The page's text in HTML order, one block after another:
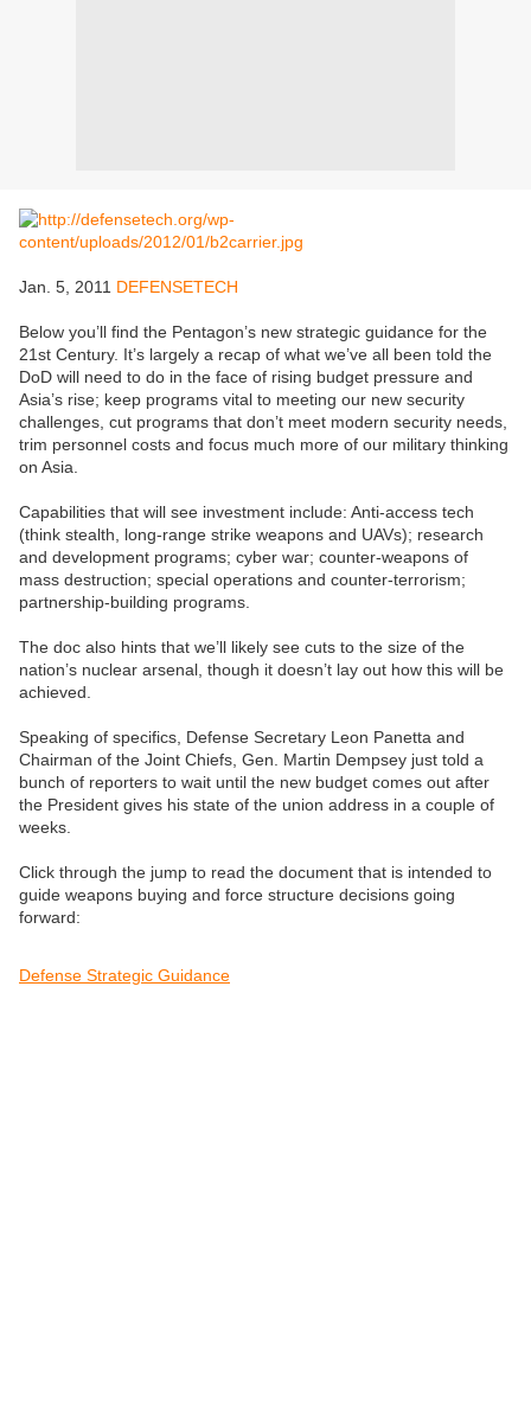
Jan. 5, 2011 DEFENSETECH
Below you’ll find the Pentagon’s new strategic guidance for the
21st Century. It’s largely a recap of what we’ve all been told the
DoD will need to do in the face of rising budget pressure and
Asia’s rise; keep programs vital to meeting our new security
challenges, cut programs that don’t meet modern security needs,
trim personnel costs and focus much more of our military thinking
on Asia.
Capabilities that will see investment include: Anti-access tech
(think stealth, long-range strike weapons and UAVs); research
and development programs; cyber war; counter-weapons of
mass destruction; special operations and counter-terrorism;
partnership-building programs.
The doc also hints that we’ll likely see cuts to the size of the
nation’s nuclear arsenal, though it doesn’t lay out how this will be
achieved.
Speaking of specifics, Defense Secretary Leon Panetta and
Chairman of the Joint Chiefs, Gen. Martin Dempsey just told a
bunch of reporters to wait until the new budget comes out after
the President gives his state of the union address in a couple of
weeks.
Click through the jump to read the document that is intended to
guide weapons buying and force structure decisions going
forward:
Defense Strategic Guidance